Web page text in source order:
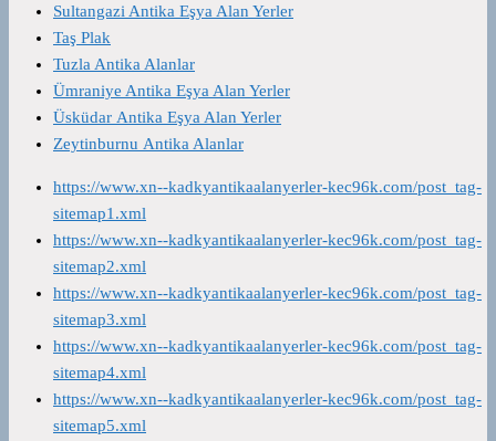
Sultangazi Antika Eşya Alan Yerler
Taş Plak
Tuzla Antika Alanlar
Ümraniye Antika Eşya Alan Yerler
Üsküdar Antika Eşya Alan Yerler
Zeytinburnu Antika Alanlar
https://www.xn--kadkyantikaalanyerler-kec96k.com/post_tag-
sitemap1.xml
https://www.xn--kadkyantikaalanyerler-kec96k.com/post_tag-
sitemap2.xml
https://www.xn--kadkyantikaalanyerler-kec96k.com/post_tag-
sitemap3.xml
https://www.xn--kadkyantikaalanyerler-kec96k.com/post_tag-
sitemap4.xml
https://www.xn--kadkyantikaalanyerler-kec96k.com/post_tag-
sitemap5.xml